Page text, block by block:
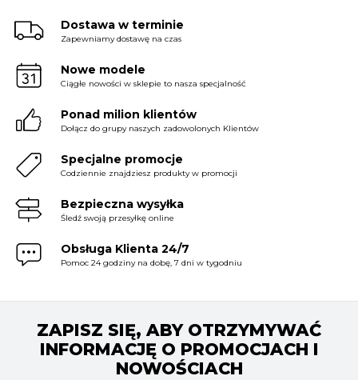
Dostawa w terminie
Zapewniamy dostawę na czas
Nowe modele
Ciągłe nowości w sklepie to nasza specjalność
Ponad milion klientów
Dołącz do grupy naszych zadowolonych Klientów
Specjalne promocje
Codziennie znajdziesz produkty w promocji
Bezpieczna wysyłka
Śledź swoją przesyłkę online
Obsługa Klienta 24/7
Pomoc 24 godziny na dobę, 7 dni w tygodniu
ZAPISZ SIĘ, ABY OTRZYMYWAĆ
INFORMACJĘ O PROMOCJACH I
NOWOŚCIACH